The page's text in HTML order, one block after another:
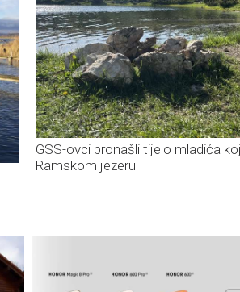
GSS-ovci pronašli tijelo mladića
Ramskom jezeru